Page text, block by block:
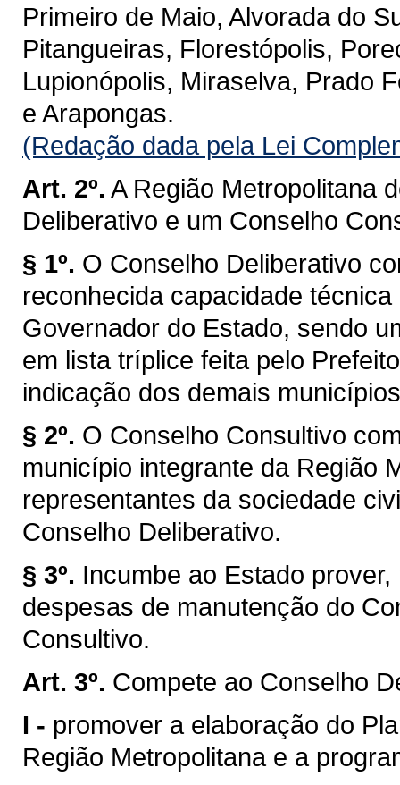
Primeiro de Maio, Alvorada do
Pitangueiras, Florestópolis,
Lupionópolis, Miraselva, Prado
e Arapongas.
(Redação dada pela Lei
Art. 2º. A Região Metropolitana
Deliberativo e um Conselho
§ 1º. O Conselho Deliberativo
reconhecida capacidade
Governador do Estado, sendo
em lista tríplice feita pelo
indicação dos demais
§ 2º. O Conselho Consultivo
município integrante da Região
representantes da sociedade
Conselho Deliberativo.
§ 3º. Incumbe ao Estado
despesas de manutenção do
Consultivo.
Art. 3º. Compete ao Conselho
I - promover a elaboração do
Região Metropolitana e a